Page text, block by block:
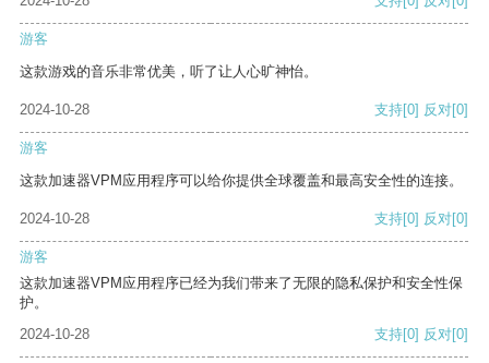
游客
这款游戏的音乐非常优美，听了让人心旷神怡。
2024-10-28 支持[0] 反对[0]
游客
这款加速器VPM应用程序可以给你提供全球覆盖和最高安全性的连接。
2024-10-28 支持[0] 反对[0]
游客
这款加速器VPM应用程序已经为我们带来了无限的隐私保护和安全性保
护。
2024-10-28
支持[0] 反对[0]